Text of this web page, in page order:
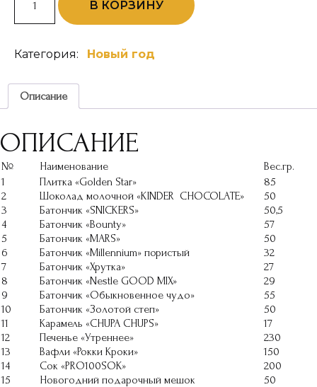
товара
В КОРЗИНУ
Категория: Новый год
Описание
ОПИСАНИЕ
№ Наименование
Вес.гр.
1
Плитка «Golden Star»
85
2
Шоколад молочной «KINDER CHOCOLATE»
50
3
Батончик «SNICKERS»
50,5
4
Батончик «Bounty»
57
5
Батончик «MARS»
50
6
Батончик «Millennium» пористый
32
7
Батончик «Хрутка»
27
8
Батончик «Nestle GOOD MIX»
29
9
Батончик «Обыкновенное чудо»
55
10
Батончик «Золотой степ»
50
11
Карамель «CHUPA CHUPS»
17
12
Печенье «Утреннее»
230
13
Вафли «Рокки Кроки»
150
14
Сок «PRO100SOK»
200
15
Новогодний подарочный мешок
50